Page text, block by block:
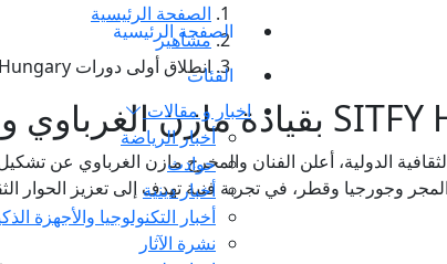
الصفحة الرئيسية
الفئات
اخبار و مقالات
أخبار الرياضة
حوادث
أخبار دينية
أخبار التكنولوجيا والأجهزة
نشرة الآثار
الصفحة الرئيسية
مشاهير
انطلاق أولى دورات SITFY Hungary بقيادة مازن الغرباوي وبمشاركة دولية واسعة
وجورجيا وقطر، في تجربة فنية تهدف إلى تعزيز الحوار